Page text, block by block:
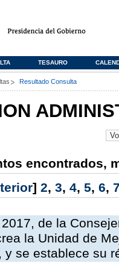
TESAURO
Resultado Consulta
encontrados,
] 2, 3, 4, 5, 6,
de la
la Unidad de
y se establece su